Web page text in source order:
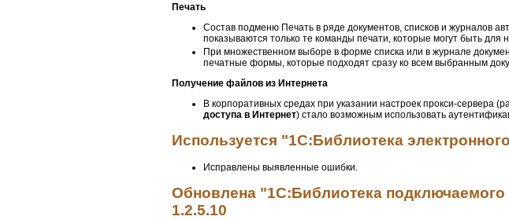
Печать
Состав подменю Печать в ряде документов, списков и журналов
показываются только те команды печати, которые могут быть для
При множественном выборе в форме списка или в журнале
печатные формы, которые подходят сразу ко всем выбранным
Получение файлов из Интернета
В корпоративных средах при указании настроек прокси-сервера
доступа в Интернет) стало возможным использовать
Используется "1С:Библиотека
Исправлены выявленные ошибки.
Обновлена "1С:Библиотека
1.2.5.10